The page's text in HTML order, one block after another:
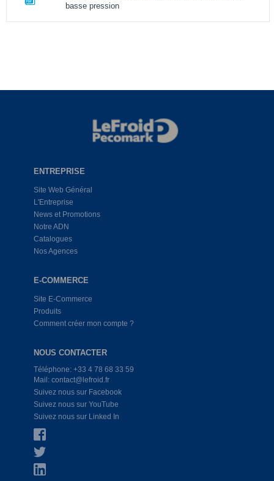
basse pression
ENTREPRISE
Site Web Général
L'Entreprise
News et Promotions
Notre ADN
Catalogues
Nos Agences
E-COMMERCE
Site E-Commerce
Produits
Comment créer mon compte ?
NOUS CONTACTER
Téléphone: +33 4 78 68 33 59
Mail: contact@lefroid.fr
Suivez nous sur Facebook
Suivez nous sur YouTube
Suivez nous sur Linked In